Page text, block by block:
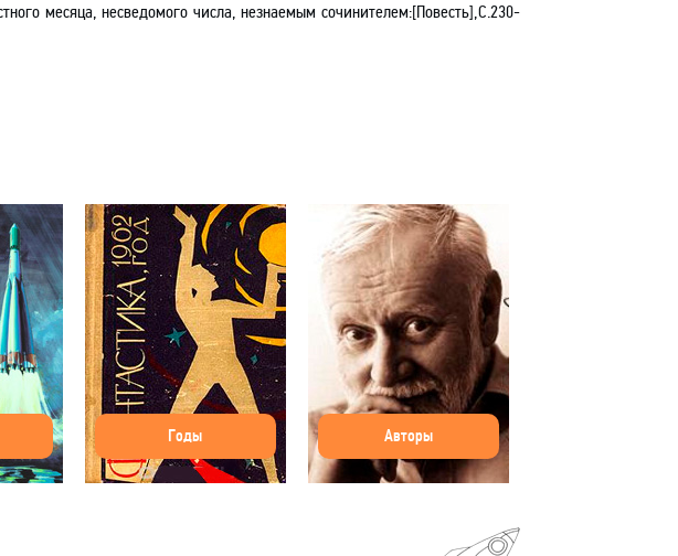
месяца, несведомого числа, незнаемым сочинителем:[Повесть],С.230-
Годы Авторы